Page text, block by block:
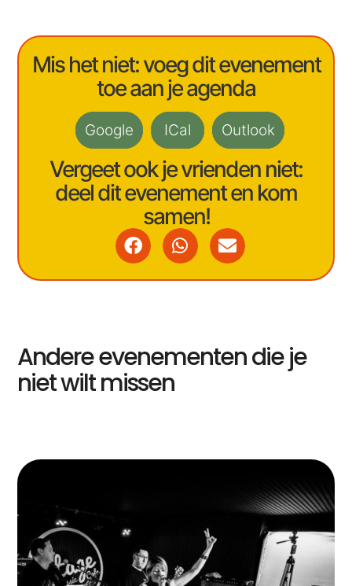
Mis het niet: voeg dit evenement
toe aan je agenda
Google ICal Outlook
Vergeet ook je vrienden niet:
deel dit evenement en kom
samen!
Andere evenementen die je
niet wilt missen